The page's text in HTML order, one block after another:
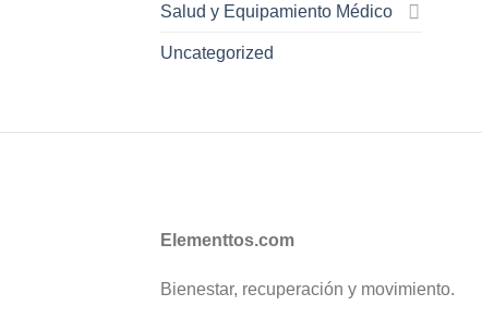
Salud y Equipamiento Médico
Uncategorized
Elementtos.com
Bienestar, recuperación y movimiento.